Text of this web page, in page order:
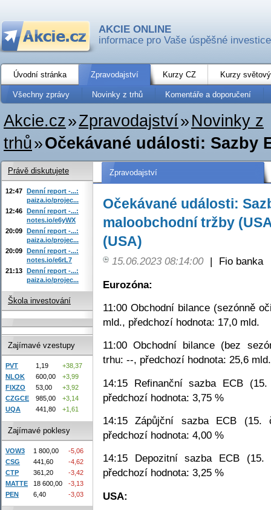
AKCIE ONLINE
informace pro Vaše úspěšné investice
Úvodní stránka Zpravodajství Kurzy CZ Kurzy
Všechny zprávy Novinky z trhů Komentáře a doporučení
Akcie.cz»Zpravodajství» Novinky z
trhů»Očekávané události: Sazby
Zpravodajství
Očekávané události:
maloobchodní tržby
(USA)
15.06.2023 08:14:00 |
Fio banka
Eurozóna:
11:00 Obchodní bilance (sezónně
mld., předchozí hodnota: 17,0 mld.
11:00 Obchodní bilance (bez
trhu: --, předchozí hodnota: 25,6 mld.
14:15 Refinanční sazba ECB
předchozí hodnota: 3,75 %
14:15 Zápůjční sazba ECB (15.
předchozí hodnota: 4,00 %
14:15 Depozitní sazba ECB
předchozí hodnota: 3,25 %
USA:
Právě diskutujete
12:47 Denní report -...:
paiza.io/projec...
12:46 Denní report -...:
notes.io/e6yWX
20:09 Denní report -...:
paiza.io/projec...
20:09 Denní report -...:
notes.io/e6rL7
21:13 Denní report -...:
paiza.io/projec...
Škola investování
Zajímavé vzestupy
PVT 1,19
+38,37
NLOK
600,00
+3,99
FIXZO
53,00
+3,92
CZGCE
985,00
+3,14
UQA
441,80 +1,61
Zajímavé poklesy
VOW3 1 800,00
-5,06
CSG
441,60
-4,62
CTP
361,20
-3,42
MATTE
18 600,00
-3,13
PEN
6,40 -3,03